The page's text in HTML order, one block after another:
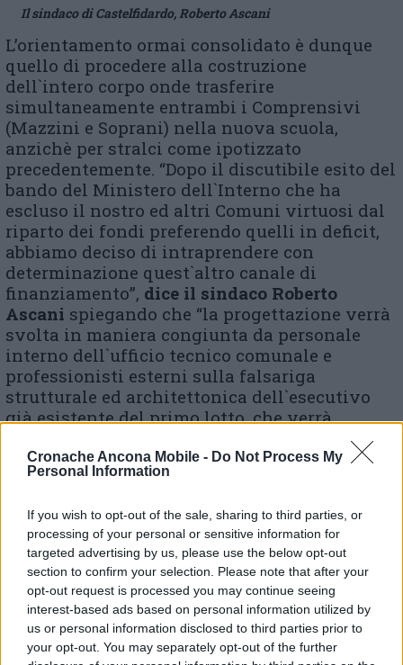
Cronache Ancona Mobile - Do Not Process My
Personal Information
If you wish to opt-out of the sale, sharing to third parties, or
processing of your personal or sensitive information for
targeted advertising by us, please use the below opt-out
section to confirm your selection. Please note that after your
opt-out request is processed you may continue seeing
interest-based ads based on personal information utilized by
us or personal information disclosed to third parties prior to
your opt-out. You may separately opt-out of the further
Il sindaco di Castelfidardo, Roberto Ascani
L’orientamento ormai consolidato è dunque
quello di procedere alla costruzione
dell`intero corpo onde trasferire
simultaneamente entrambi i Comprensivi
(Mazzini e Soprani) nella nuova scuola,
anzichè per stralci come ipotizzato
precedentemente. “Dopo il discutibile esito del
bando del Ministero dell`Interno che ha
escluso il nostro ed altri Comuni virtuosi dal
riparto dei fondi preferendo quelli in deficit,
abbiamo deciso di intraprendere con
determinazione quest`altro canale di
finanziamento”, dice il sindaco Roberto
Ascani spiegando che “la progettazione verrà
svolta in maniera congiunta da personale
interno dell`ufficio tecnico comunale e
professionisti esterni sulla falsariga
strutturale ed architettonica dell`esecutivo
già esistente del primo lotto, che verrà
adeguato sul piano del calcolo strutturale e al
quale si andrà ad agganciare il secondo
stralcio la cui parte più cospicua è quella
primo lotto è già inserito nel piano dell`opere
pubbliche con copertura finanziaria derivante
dall`alienazione delle quote Prometeo e in
linea generale si preferisce evitare
l`accensione di mutui che inciderebbero sugli
equilibri di bilancio, i requisiti per questo
nuovo bando sembrano “perfettamente adatti